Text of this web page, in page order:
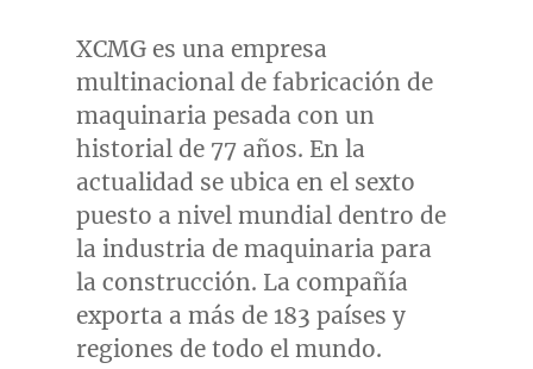
XCMG es una empresa
multinacional de fabricación de
maquinaria pesada con un
historial de 77 años. En la
actualidad se ubica en el sexto
puesto a nivel mundial dentro de
la industria de maquinaria para
la construcción. La compañía
exporta a más de 183 países y
regiones de todo el mundo.